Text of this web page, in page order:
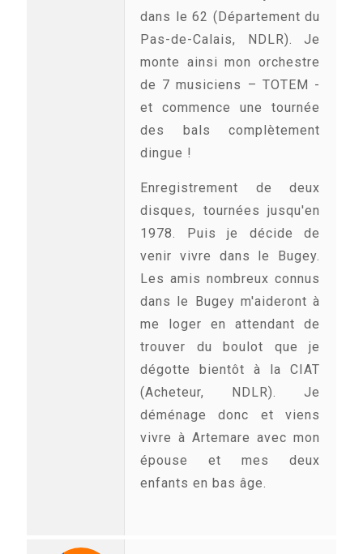
dans le 62 (Département du
Pas-de-Calais, NDLR). Je
monte ainsi mon orchestre
de 7 musiciens – TOTEM -
et commence une tournée
des bals complètement
dingue !
Enregistrement de deux
disques, tournées jusqu'en
1978. Puis je décide de
venir vivre dans le Bugey.
Les amis nombreux connus
dans le Bugey m'aideront à
me loger en attendant de
trouver du boulot que je
dégotte bientôt à la CIAT
(Acheteur, NDLR). Je
déménage donc et viens
vivre à Artemare avec mon
épouse et mes deux
enfants en bas âge.